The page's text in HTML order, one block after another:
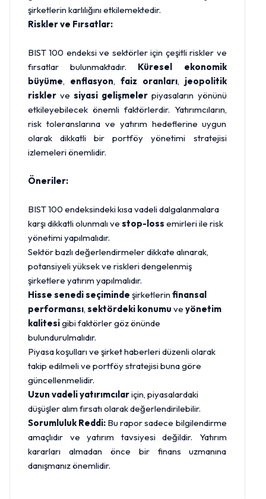
şirketlerin karlılığını etkilemektedir.
Riskler ve Fırsatlar:
BIST 100 endeksi ve sektörler için çeşitli riskler ve
fırsatlar bulunmaktadır. Küresel ekonomik
büyüme, enflasyon, faiz oranları, jeopolitik
riskler vesiyasi gelişmeler piyasaların yönünü
etkileyebilecek önemli faktörlerdir. Yatırımcıların,
risk toleranslarına ve yatırım hedeflerine uygun
olarak dikkatli bir portföy yönetimi stratejisi
izlemeleri önemlidir.
Öneriler:
BIST 100 endeksindeki kısa vadeli dalgalanmalara
karşı dikkatli olunmalı ve stop-loss emirleri ile risk
yönetimi yapılmalıdır.
Sektör bazlı değerlendirmeler dikkate alınarak,
potansiyeli yüksek ve riskleri dengelenmiş
şirketlere yatırım yapılmalıdır.
Hisse senedi seçiminde şirketlerin finansal
performansı, sektördeki konumu ve yönetim
kalitesigibi faktörler göz önünde
bulundurulmalıdır.
Piyasa koşulları ve şirket haberleri düzenli olarak
takip edilmeli ve portföy stratejisi buna göre
güncellenmelidir.
Uzun vadeli yatırımcılariçin, piyasalardaki
düşüşler alım fırsatı olarak değerlendirilebilir.
Sorumluluk Reddi: Bu rapor sadece bilgilendirme
amaçlıdır ve yatırım tavsiyesi değildir. Yatırım
kararları almadan önce bir finans uzmanına
danışmanız önemlidir.